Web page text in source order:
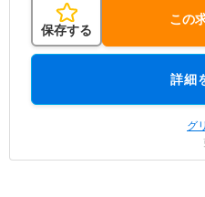
保存する
この
詳細
グ